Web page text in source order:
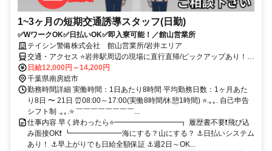
1~3ヶ月の短期交通誘導スタッフ(日勤)
✅WワークOK✅日払いOK✅即入寮可能！／館山営業所
テイシン警備株式会社 館山営業所/岩井エリア
交通・アクセス ⭐岩井駅周辺の現場に直行直帰/ピックアップあり！移
動の心配は不要です♪
日給12,000円～14,200円
千葉県南房総市
勤務時間詳細 実働時間：1日あたり8時間 平均勤務日数：1ヶ月あた
り8日 〜 21日 ⏰08:00～17:00(実働8時間/休憩1時間) ⭐.｡｡. 自己申告
シフト制 .｡｡.⭐ ￣￣￣￣￣￣￣￣...
仕事内容 早く終わったら⭐━━━━━━━━━┓ 履歴書不要❗飛び込
み面接OK❗ ┗━━━━━━━海にする？山にする？ ⚓日払いシステム
あり！ ⚓早上がりでも日給全額保証 ⚓週2日～OK...